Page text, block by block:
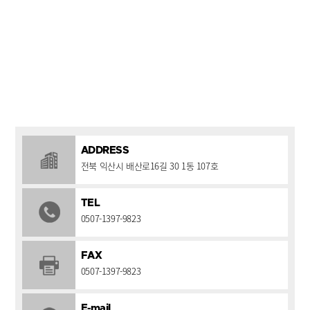
ADDRESS
전북 익산시 배산로16길 30 1동 107호
TEL
0507-1397-9823
FAX
0507-1397-9823